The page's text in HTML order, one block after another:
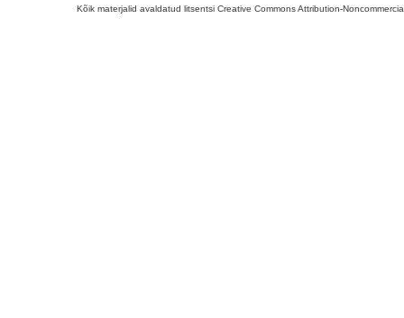
Kõik materjalid avaldatud litsentsi Creative Commons Attribution-